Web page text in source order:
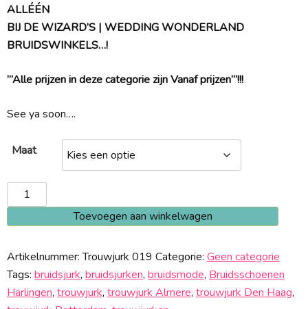
ALLÉÉN
BIJ DE WIZARD’S | WEDDING WONDERLAND
BRUIDSWINKELS…!
”’Alle prijzen in deze categorie zijn Vanaf prijzen”’!!!
See ya soon….
Maat
Trouwjurk
019
aantal
Toevoegen aan winkelwagen
Artikelnummer:Trouwjurk 019 Categorie: Geen categorie
Tags: bruidsjurk, bruidsjurken, bruidsmode, Bruidsschoenen
Harlingen, trouwjurk, trouwjurk Almere, trouwjurk Den Haag,